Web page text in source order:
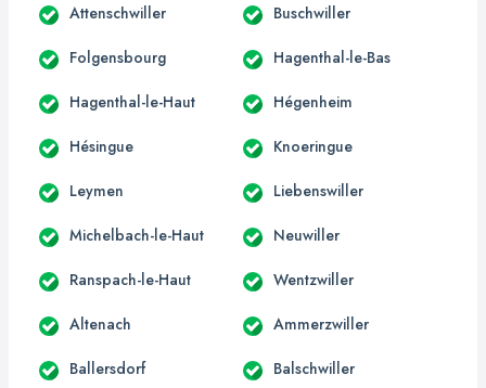
Attenschwiller Buschwiller
Folgensbourg Hagenthal-le-Bas
Hagenthal-le-Haut Hégenheim
Hésingue Knoeringue
Leymen Liebenswiller
Michelbach-le-Haut Neuwiller
Ranspach-le-Haut Wentzwiller
Altenach Ammerzwiller
Ballersdorf Balschwiller